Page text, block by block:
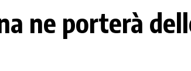
ne porterà